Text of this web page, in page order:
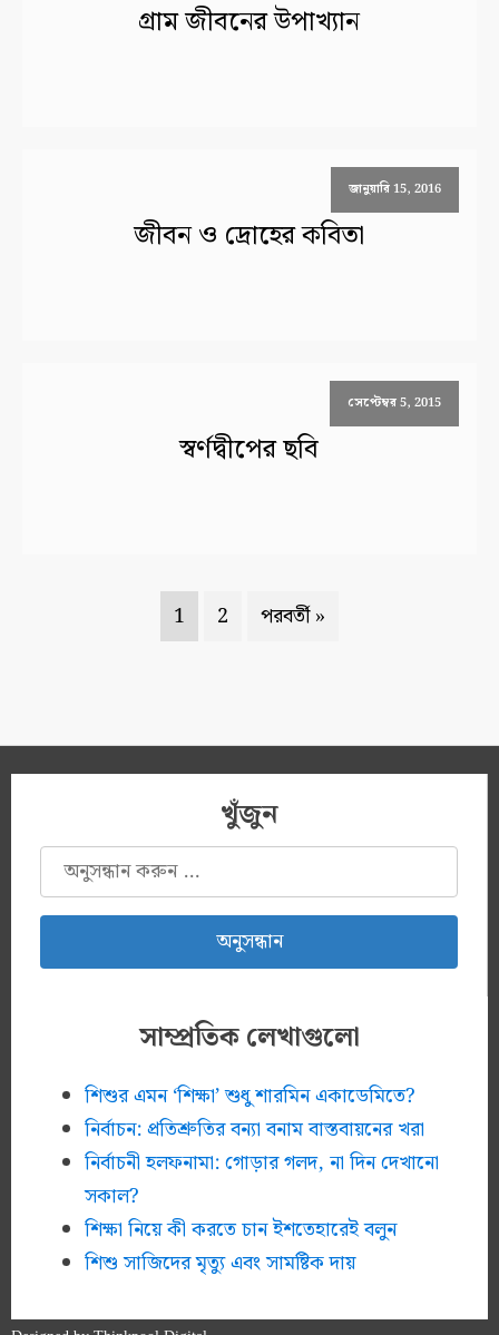
গ্রাম জীবনের উপাখ্যান
জানুয়ারি 15, 2016
জীবন ও দ্রোহের কবিতা
সেপ্টেম্বর 5, 2015
স্বর্ণদ্বীপের ছবি
1 2 পরবর্তী »
খুঁজুন
অনুসন্ধানঃ
সাম্প্রতিক লেখাগুলো
শিশুর এমন ‘শিক্ষা’ শুধু শারমিন একাডেমিতে?
নির্বাচন: প্রতিশ্রুতির বন্যা বনাম বাস্তবায়নের খরা
নির্বাচনী হলফনামা: গোড়ার গলদ, না দিন দেখানো
সকাল?
শিক্ষা নিয়ে কী করতে চান ইশতেহারেই বলুন
শিশু সাজিদের মৃত্যু এবং সামষ্টিক দায়